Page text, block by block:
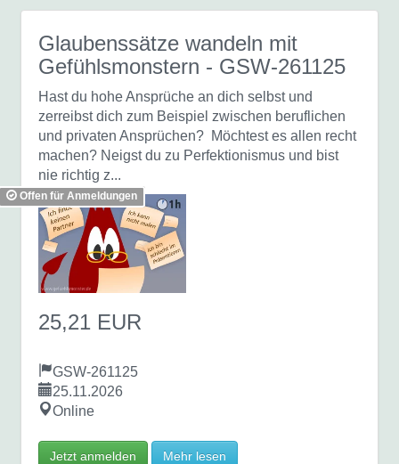
Glaubenssätze wandeln mit
Gefühlsmonstern - GSW-261125
Hast du hohe Ansprüche an dich selbst und
zerreibst dich zum Beispiel zwischen beruflichen
und privaten Ansprüchen? Möchtest es allen recht
machen? Neigst du zu Perfektionismus und bist
nie richtig z...
Offen für Anmeldungen
25,21 EUR
GSW-261125
25.11.2026
Online
Jetzt anmelden Mehr lesen